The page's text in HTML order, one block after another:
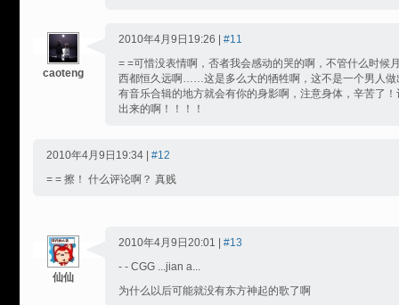
caoteng
2010年4月9日19:26 | #11
= =可惜没表情啊，否者我会感动的哭的啊，不管什么时候
西都恒久远啊……这是多么大的牺牲啊，这不是一个男人做
有音乐合辑的地方就会有你的身影啊，注意身体，辛苦了
出来的啊！！！！
2010年4月9日19:34 | #12
= = 擦！ 什么评论啊？ 真贱
仙仙
2010年4月9日20:01 | #13
- - CGG ...jian a...
为什么以后可能就没有东方神起的歌了啊